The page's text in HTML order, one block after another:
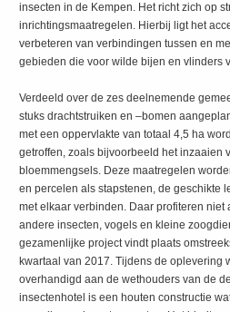
insecten in de Kempen. Het richt zich op
inrichtingsmaatregelen. Hierbij ligt het
verbeteren van verbindingen tussen en
gebieden die voor wilde bijen en vlinders
Verdeeld over de zes deelnemende
stuks drachtstruiken en –bomen
met een oppervlakte van totaal 4,5 ha
getroffen, zoals bijvoorbeeld het inzaaien
bloemmengsels. Deze maatregelen
en percelen als stapstenen, de geschikte
met elkaar verbinden. Daar profiteren niet
andere insecten, vogels en kleine
gezamenlijke project vindt plaats
kwartaal van 2017. Tijdens de oplevering
overhandigd aan de wethouders van de
insectenhotel is een houten constructie